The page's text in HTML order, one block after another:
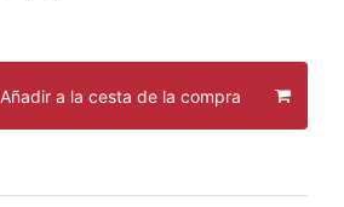
Añadir a la cesta de la compra